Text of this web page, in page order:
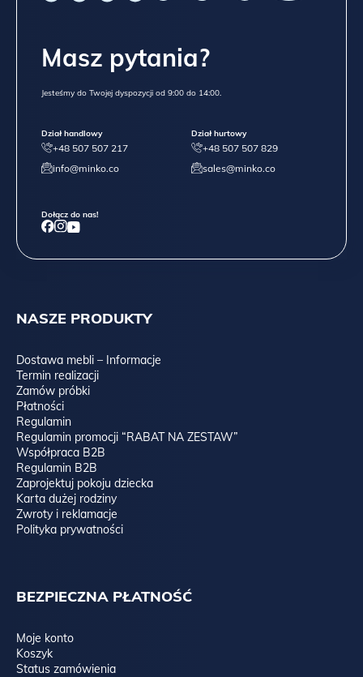
NASZE PRODUKTY
Dostawa mebli – Informacje
Termin realizacji
Zamów próbki
Płatności
Regulamin
Regulamin promocji “RABAT NA ZESTAW”
Współpraca B2B
Regulamin B2B
Zaprojektuj pokoju dziecka
Karta dużej rodziny
Zwroty i reklamacje
Polityka prywatności
BEZPIECZNA PŁATNOŚĆ
Moje konto
Koszyk
Status zamówienia
Masz pytania?
Jesteśmy do Twojej dyspozycji od 9:00 do 14:00.
Dział handlowy
+48 507 507 217
info@minko.co
Dział hurtowy
+48 507 507 829
sales@minko.co
Dołącz do nas!